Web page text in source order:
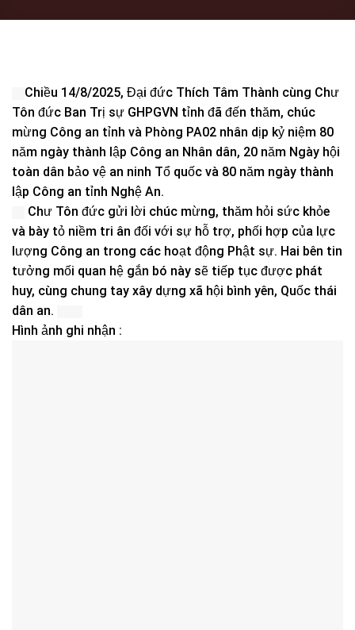
Chiều 14/8/2025, Đại đức Thích Tâm Thành cùng Chư
Tôn đức Ban Trị sự GHPGVN tỉnh đã đến thăm, chúc
mừng Công an tỉnh và Phòng PA02 nhân dịp kỷ niệm 80
năm ngày thành lập Công an Nhân dân, 20 năm Ngày hội
toàn dân bảo vệ an ninh Tổ quốc và 80 năm ngày thành
lập Công an tỉnh Nghệ An.
Chư Tôn đức gửi lời chúc mừng, thăm hỏi sức khỏe
và bày tỏ niềm tri ân đối với sự hỗ trợ, phối hợp của lực
lượng Công an trong các hoạt động Phật sự. Hai bên tin
tưởng mối quan hệ gắn bó này sẽ tiếp tục được phát
huy, cùng chung tay xây dựng xã hội bình yên, Quốc thái
dân an.
Hình ảnh ghi nhận :